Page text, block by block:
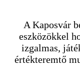
A Kaposvár
eszközökkel
izgalmas,
értékteremtő